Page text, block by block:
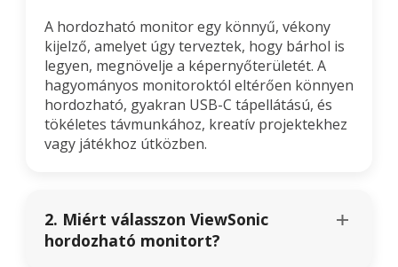
A hordozható monitor egy könnyű, vékony
kijelző, amelyet úgy terveztek, hogy bárhol is
legyen, megnövelje a képernyőterületét. A
hagyományos monitoroktól eltérően könnyen
hordozható, gyakran USB-C tápellátású, és
tökéletes távmunkához, kreatív projektekhez
vagy játékhoz útközben.
2. Miért válasszon ViewSonic
hordozható monitort?